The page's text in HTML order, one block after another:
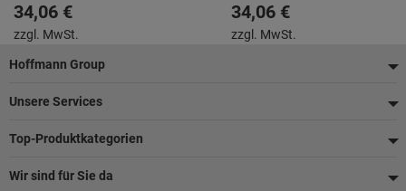
mit Innenvierkant 1/2″ 75 mm
34,06 €
zzgl. MwSt.
mit Innenvierkant 1/2″ 75 mm
34,06 €
zzgl. MwSt.
Fußzeile
Hoffmann Group
Unsere Services
Top-Produktkategorien
Wir sind für Sie da